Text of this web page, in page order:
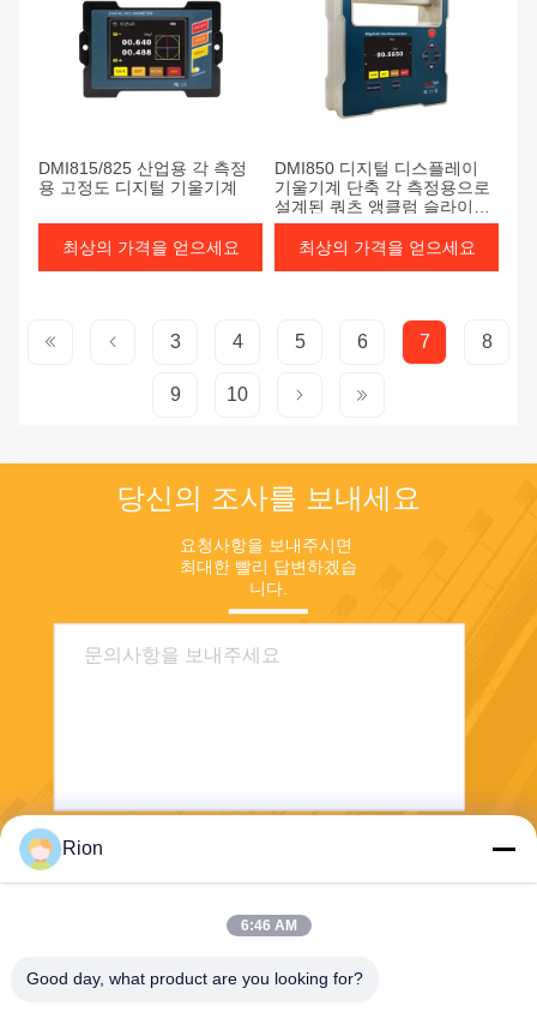
DMI815/825 산업용 각 측정
용 고정도 디지털 기울기계
최상의 가격을 얻으세요
DMI850 디지털 디스플레이
기울기계 단축 각 측정용으로
설계된 쿼츠 앵클럼 슬라이스
기술 및 디지털 전자
최상의 가격을 얻으세요
3 4 5 6 7 8
9 10
당신의 조사를 보내세요
요청사항을 보내주시면
최대한 빨리 답변하겠습
니다.
Rion
6:46 AM
Good day, what product are you looking for?